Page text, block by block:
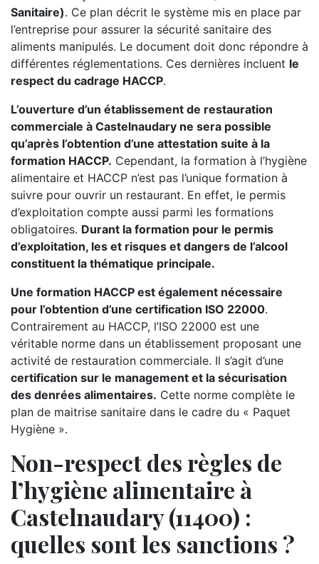
Sanitaire). Ce plan décrit le système mis en place par
l’entreprise pour assurer la sécurité sanitaire des
aliments manipulés. Le document doit donc répondre à
différentes réglementations. Ces dernières incluent le
respect du cadrage HACCP.
L’ouverture d’un établissement de restauration
commerciale à Castelnaudary ne sera possible
qu’après l’obtention d’une attestation suite à la
formation HACCP. Cependant, la formation à l’hygiène
alimentaire et HACCP n’est pas l’unique formation à
suivre pour ouvrir un restaurant. En effet, le permis
d’exploitation compte aussi parmi les formations
obligatoires. Durant la formation pour le permis
d’exploitation, les et risques et dangers de l’alcool
constituent la thématique principale.
Une formation HACCP est également nécessaire
pour l’obtention d’une certification ISO 22000.
Contrairement au HACCP, l’ISO 22000 est une
véritable norme dans un établissement proposant une
activité de restauration commerciale. Il s’agit d’une
certification sur le management et la sécurisation
des denrées alimentaires. Cette norme complète le
plan de maitrise sanitaire dans le cadre du « Paquet
Hygiène ».
Non-respect des règles de
l’hygiène alimentaire à
Castelnaudary (11400) :
quelles sont les sanctions ?